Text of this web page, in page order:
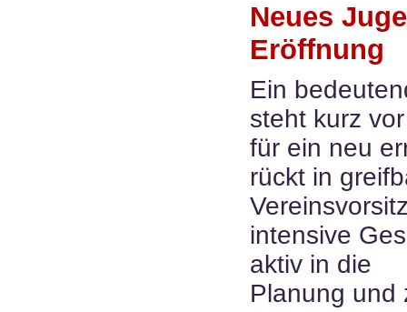
Neues
Eröffnung
Ein
steht kurz
für ein neu
rückt in
intensive
aktiv in die
Planung und